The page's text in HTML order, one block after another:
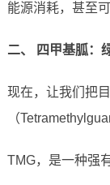
能源消耗，甚至
二、 四甲基胍：
现在，让我们把
（
TMG，是一种强